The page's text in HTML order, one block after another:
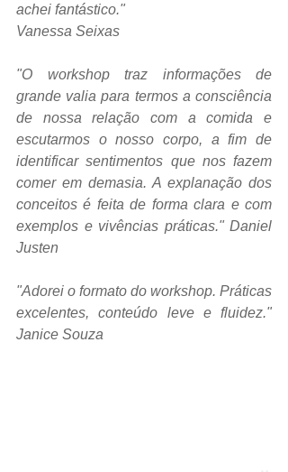
achei fantástico."
Vanessa Seixas
"O workshop traz informações de
grande valia para termos a consciência
de nossa relação com a comida e
escutarmos o nosso corpo, a fim de
identificar sentimentos que nos fazem
comer em demasia. A explanação dos
conceitos é feita de forma clara e com
exemplos e vivências práticas." Daniel
Justen
"Adorei o formato do workshop. Práticas
excelentes, conteúdo leve e fluidez."
Janice Souza